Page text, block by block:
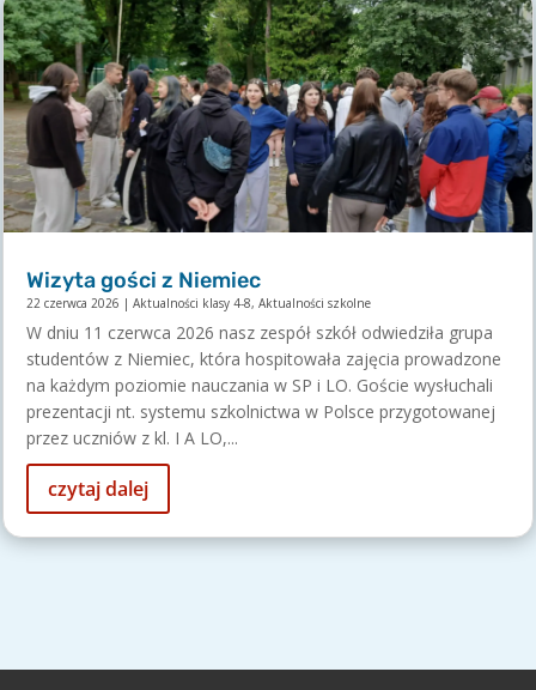
Wizyta gości z Niemiec
22 czerwca 2026 |Aktualności klasy 4-8,Aktualności szkolne
W dniu 11 czerwca 2026 nasz zespół szkół odwiedziła grupa
studentów z Niemiec, która hospitowała zajęcia prowadzone
na każdym poziomie nauczania w SP i LO. Goście wysłuchali
prezentacji nt. systemu szkolnictwa w Polsce przygotowanej
przez uczniów z kl. I A LO,...
czytaj dalej